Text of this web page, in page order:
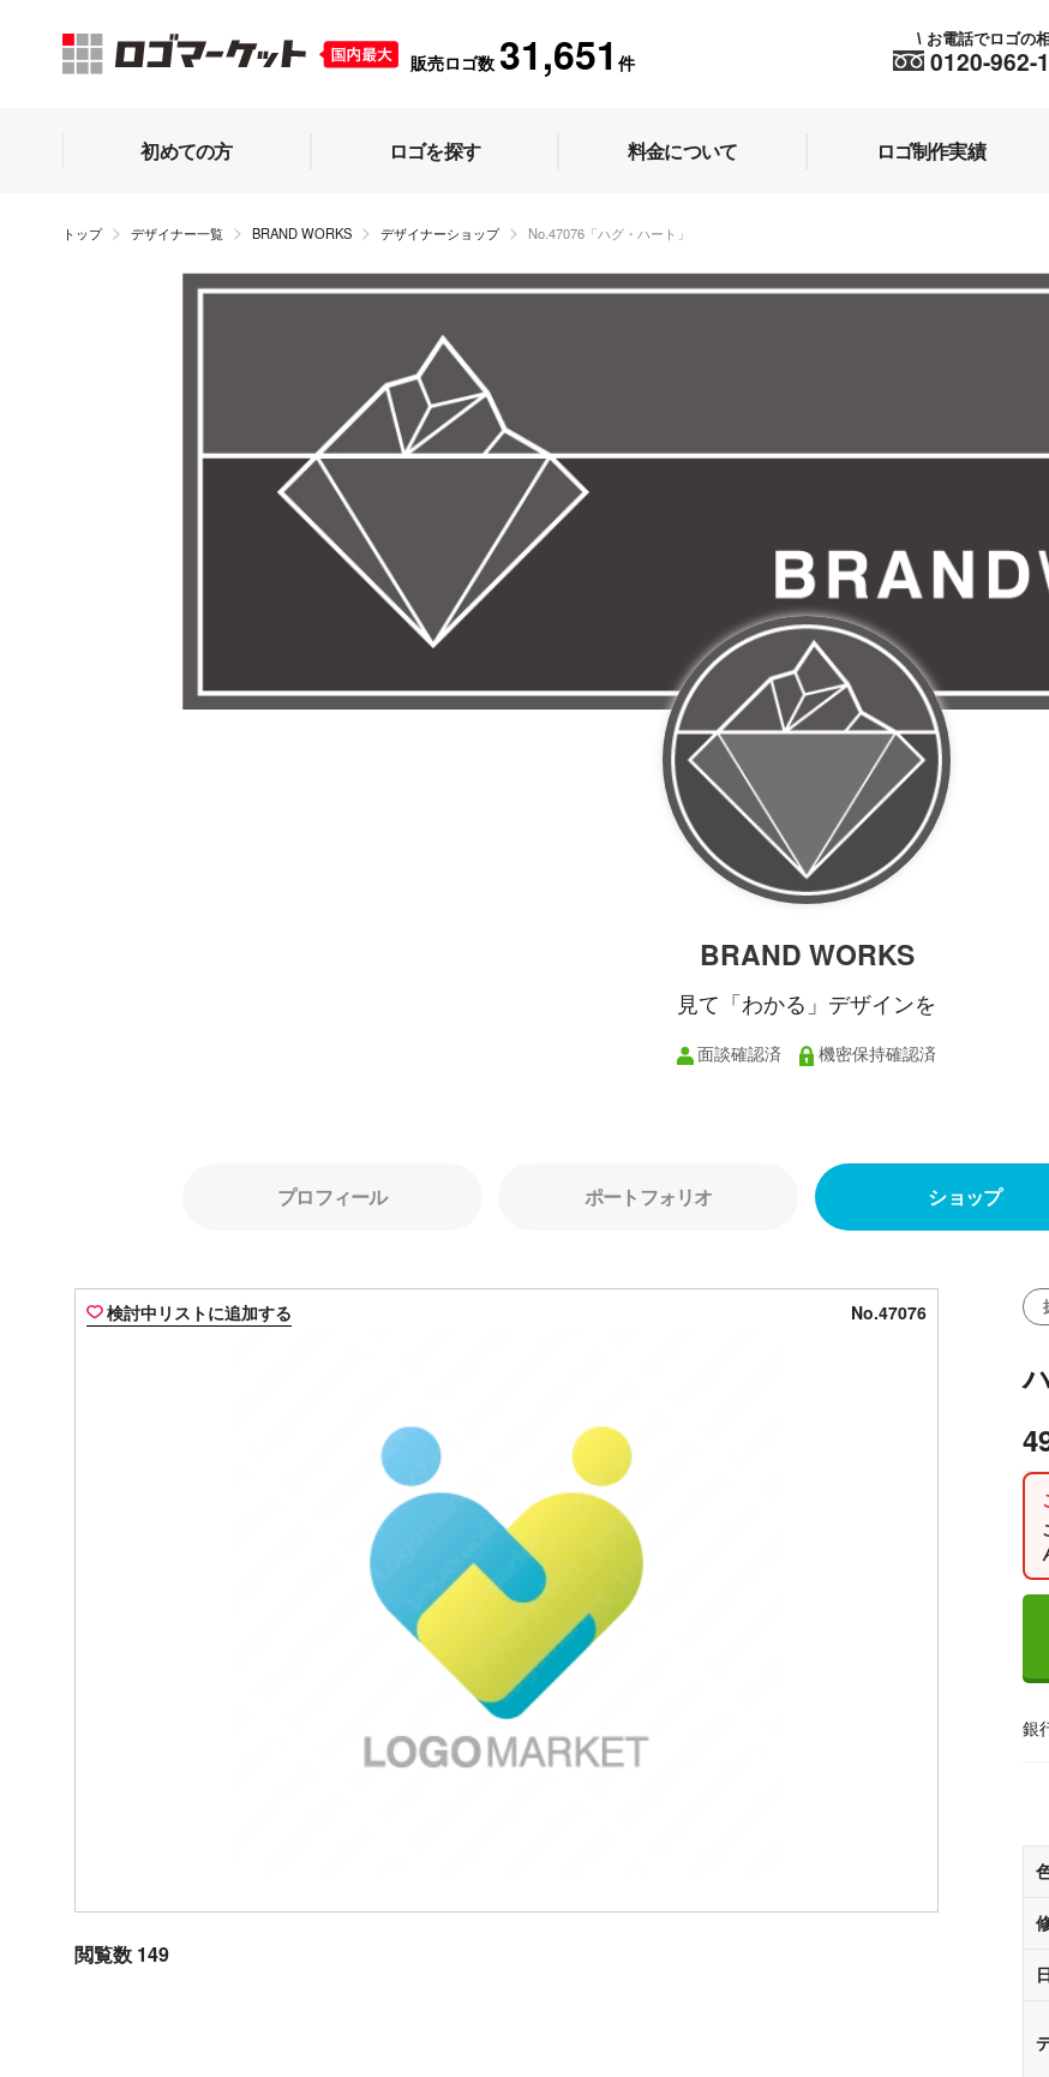
販売ロゴ数 31,651 件 0120-962-
\ お電話でロゴの
初めての方 ロゴを探す 料金について ロゴ制作実績
トップ デザイナー一覧 BRAND WORKS デザイナーショップ No.47076「ハグ・ハート」
BRAND WORKS
見て「わかる」デザインを
面談確認済 機密保持確認済
プロフィール ポートフォリオ ショップ
検討中リストに追加する No.47076
閲覧数 149
銀